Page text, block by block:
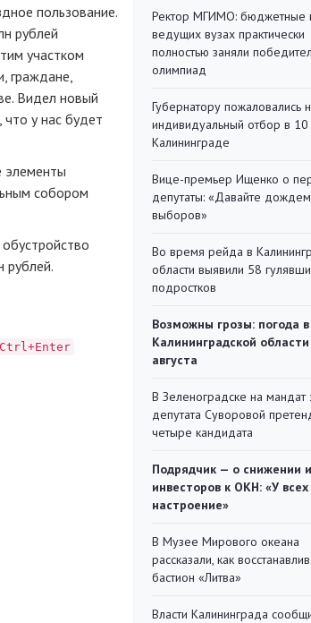
пользование.
рублей
участком
граждане,
Видел новый
у нас будет
элементы
собором
рублей.
Ctrl+Enter
Ректор МГИМО: бюджетные
ведущих вузах практически
полностью заняли
олимпиад
Губернатору пожаловались
индивидуальный отбор в 10
Калининграде
Вице-премьер Ищенко о
депутаты: «Давайте
выборов»
Во время рейда в
области выявили 58
подростков
Возможны грозы: погода в
Калининградской
августа
В Зеленоградске на мандат
депутата Суворовой
четыре кандидата
Подрядчик — о снижении
инвесторов к ОКН: «У
настроение»
В Музее Мирового океана
рассказали, как
бастион «Литва»
Власти Калининграда